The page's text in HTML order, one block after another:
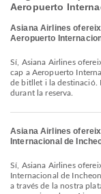
Aeropuerto
Asiana Airlines
Aeropuerto
Sí, Asiana Airlines ofereix equipatge per als vols Domèstic & Internacional
cap a Aeropuerto
de bitllet i la destinació.
durant la reserva.
Asiana Airlines
Internacional de
Sí, Asiana Airlines ofereix facturació en línia per a vols a Aeropuerto
Internacional de
a través de la nostra